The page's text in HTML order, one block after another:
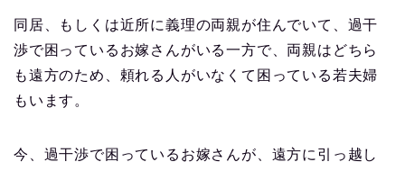
同居、もしくは近所に義理の両親が住んでいて、過干
渉で困っているお嫁さんがいる一方で、両親はどちら
も遠方のため、頼れる人がいなくて困っている若夫婦
もいます。
今、過干渉で困っているお嫁さんが、遠方に引っ越し